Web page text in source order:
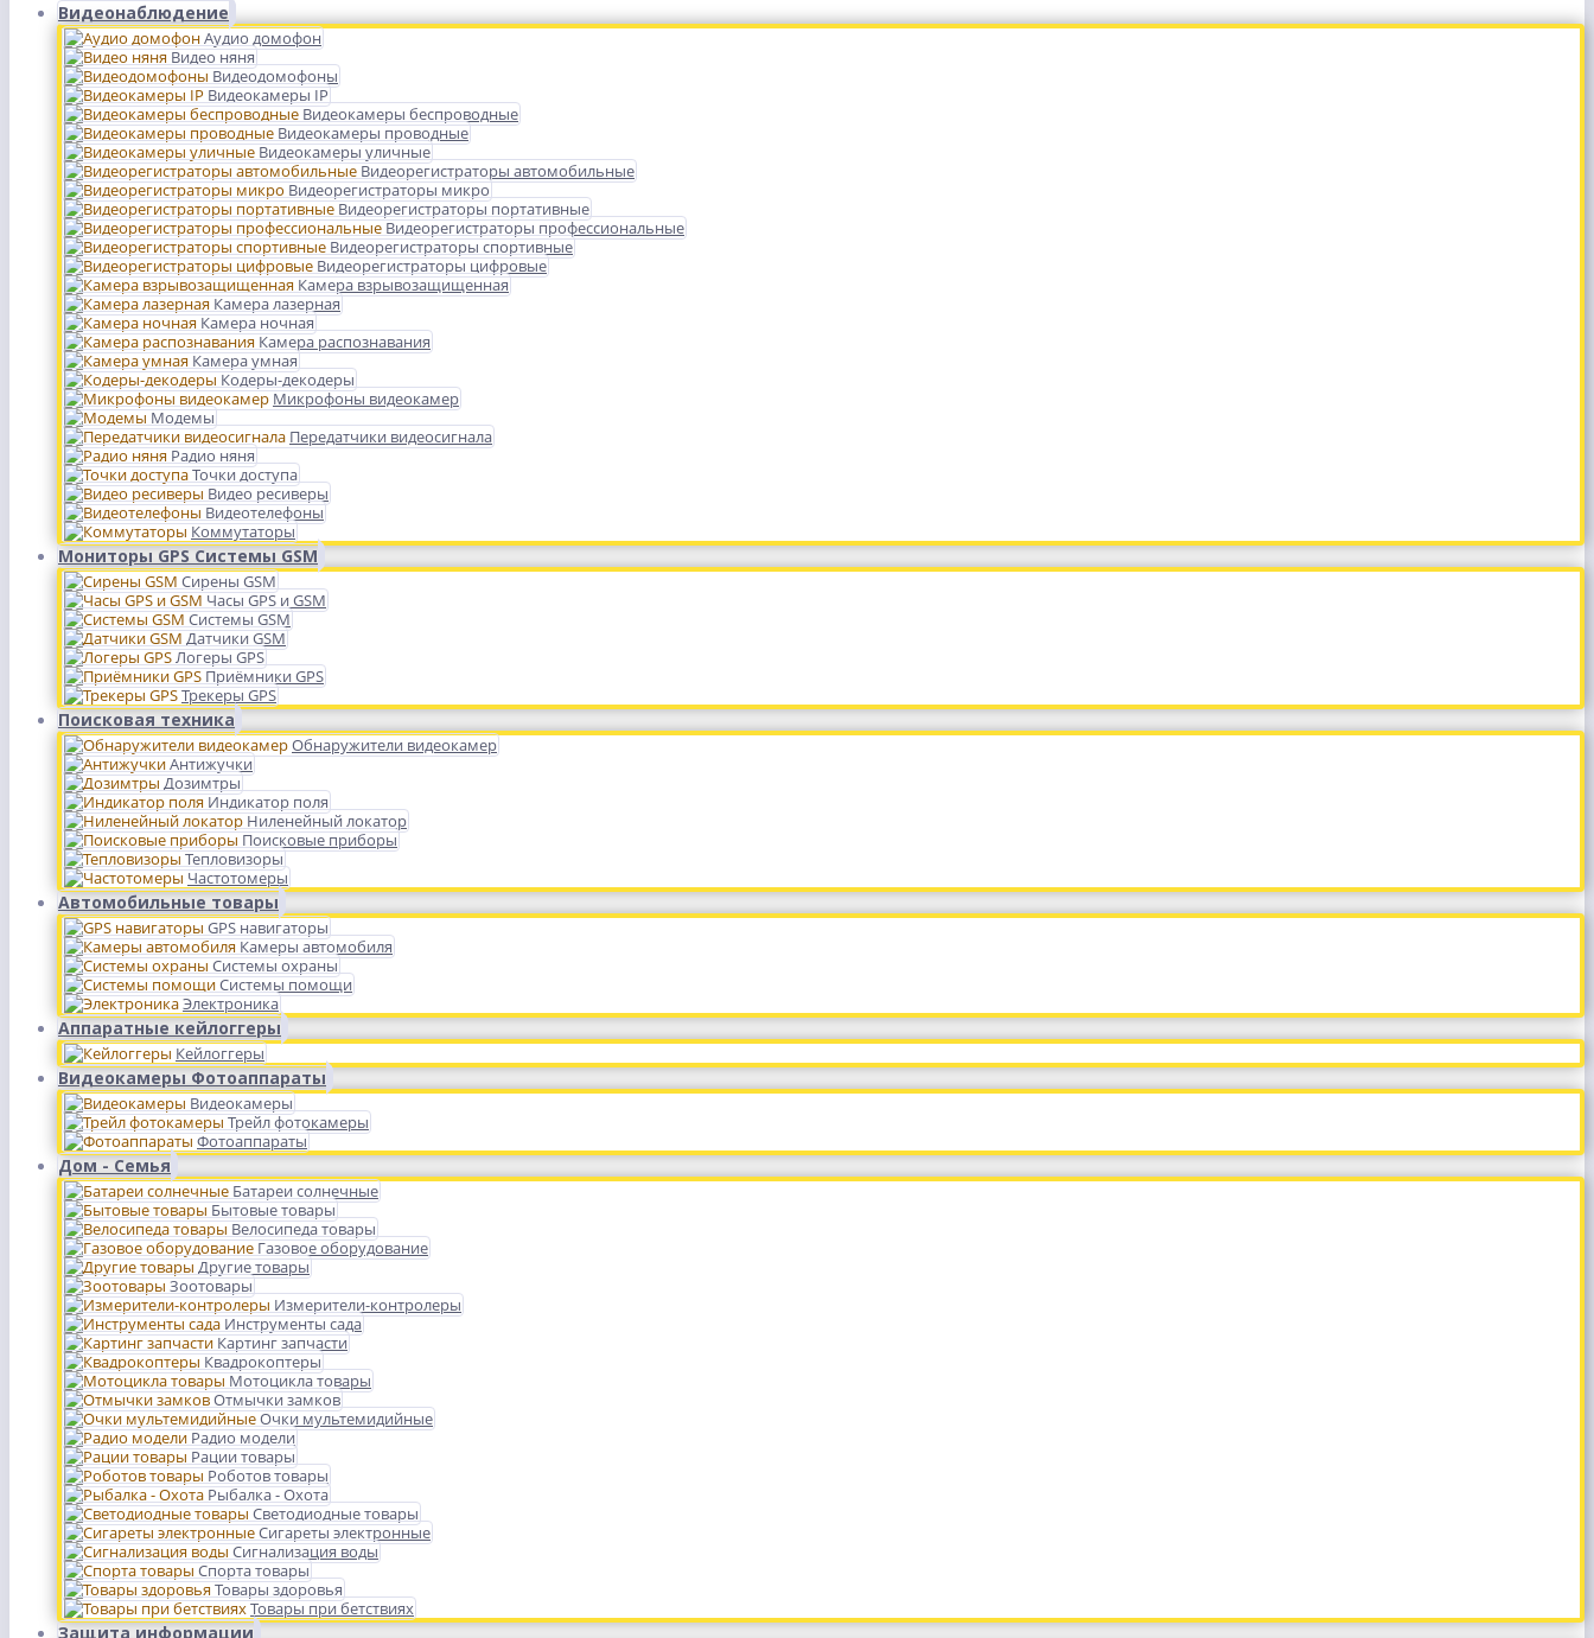
Видеонаблюдение
Аудио домофон
Видео няня
Видеодомофоны
Видеокамеры IP
Видеокамеры беспроводные
Видеокамеры проводные
Видеокамеры уличные
Видеорегистраторы автомобильные
Видеорегистраторы микро
Видеорегистраторы портативные
Видеорегистраторы профессиональные
Видеорегистраторы спортивные
Видеорегистраторы цифровые
Камера взрывозащищенная
Камера лазерная
Камера ночная
Камера распознавания
Камера умная
Кодеры-декодеры
Микрофоны видеокамер
Модемы
Передатчики видеосигнала
Радио няня
Точки доступа
Видео ресиверы
Видеотелефоны
Коммутаторы
Мониторы GPS Системы GSM
Сирены GSM
Часы GPS и GSM
Системы GSM
Датчики GSM
Логеры GPS
Приёмники GPS
Трекеры GPS
Поисковая техника
Обнаружители видеокамер
Антижучки
Дозимтры
Индикатор поля
Ниленейный локатор
Поисковые приборы
Тепловизоры
Частотомеры
Автомобильные товары
GPS навигаторы
Камеры автомобиля
Системы охраны
Системы помощи
Электроника
Аппаратные кейлоггеры
Кейлоггеры
Видеокамеры Фотоаппараты
Видеокамеры
Трейл фотокамеры
Фотоаппараты
Дом - Семья
Батареи солнечные
Бытовые товары
Велосипеда товары
Газовое оборудование
Другие товары
Зоотовары
Измерители-контролеры
Инструменты сада
Картинг запчасти
Квадрокоптеры
Мотоцикла товары
Отмычки замков
Очки мультемидийные
Радио модели
Рации товары
Роботов товары
Рыбалка - Охота
Светодиодные товары
Сигареты электронные
Сигнализация воды
Спорта товары
Товары здоровья
Товары при бетствиях
Защита информации